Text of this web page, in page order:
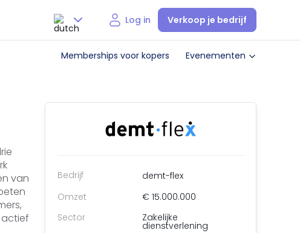
Nederlands
Log in Verkoop je bedrijf
Memberships voor kopers Evenementen
van
actief
Bedrijf
demt-flex
Omzet
€ 15.000.000
Sector
Zakelijke
dienstverlening